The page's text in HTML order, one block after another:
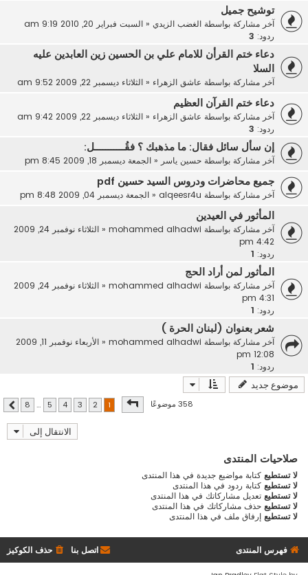
توشيح جميل
آخر مشاركة بواسطة الغضب الزيدي« السبت فبراير 20, 2010 9:19 am
ردود: 3
دعاء ختم القرأن للامام علي بن الحسين زين العابدين عليه
السلا
آخر مشاركة بواسطة عاشق الزهراء« الثلاثاء ديسمبر 22, 2009 9:52 am
دعاء ختم القرآن العظيم
آخر مشاركة بواسطة عاشق الزهراء« الثلاثاء ديسمبر 22, 2009 9:42 am
ردود: 3
إن سأل سائل فقال: ما مذهبك ؟ فقُـــــــــــل:
آخر مشاركة بواسطة حسين ياسر« الجمعة ديسمبر 18, 2009 8:45 pm
جميع محاضرات ودروس السيد حسين pdf
آخر مشاركة بواسطة alqeesr4u
« الجمعة ديسمبر 04, 2009 8:48 pm
المأثور في العيدين
آخر مشاركة بواسطة mohammed alhadwi
«
الثلاثاء نوفمبر 24, 2009
4:42 pm
ردود:
المأثور لمن أراد الحج
آخر مشاركة بواسطة mohammed alhadwi
«
الثلاثاء نوفمبر 24, 2009
4:31 pm
ردود:
شعر بعنوان (لبنان الحرة )
آخر مشاركة بواسطة mohammed alhadwi
«
الأربعاء نوفمبر 11, 2009
12:08 pm
ردود:
موضوع جديد
358 موضوعًا صفحة من8
2
3
4
5
…
8 التالي
الانتقال إلى
صلاحيات المنتدى
لا تستطيعكتابة مواضيع جديدة في هذا المنتدى
لا تستطيعكتابة ردود في هذا المنتدى
لا تستطيعتعديل مشاركاتك في هذا المنتدى
لا تستطيعحذف مشاركاتك في هذا المنتدى
لا تستطيعإرفاق ملف في هذا المنتدى
فهرس المنتدى حذف الكوكيز اتصل بنا